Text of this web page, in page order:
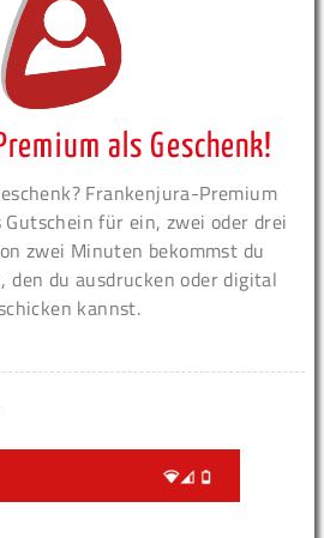
als Geschenk!
Frankenjura-Premium
für ein, zwei oder drei
zwei Minuten bekommst du
den du ausdrucken oder digital
kannst.